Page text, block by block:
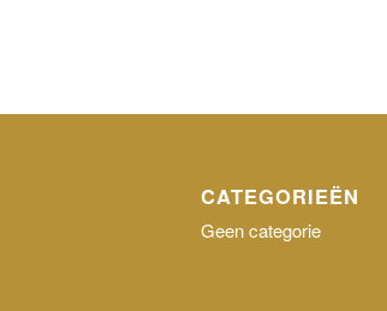
CATEGORIEËN
Geen categorie